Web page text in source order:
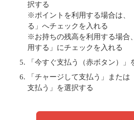
択する
※ポイントを利用する場合は、
る」へチェックを入れる
※お持ちの残高を利用する場合
用する」にチェックを入れる
「今すぐ支払う（赤ボタン）」
「チャージして支払う」また
支払う」を選択する